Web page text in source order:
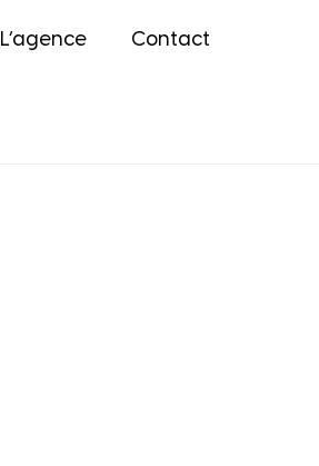
L’agence Contact